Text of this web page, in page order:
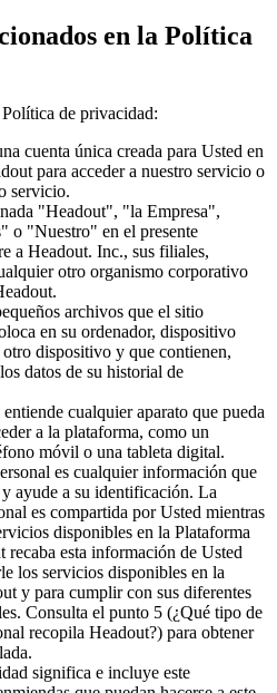
en la Política
de privacidad:
cuenta única creada para Usted en
para acceder a nuestro servicio o
servicio.
"Headout", "la Empresa",
o "Nuestro" en el presente
a Headout. Inc., sus filiales,
otro organismo corporativo
archivos que el sitio
en su ordenador, dispositivo
dispositivo y que contienen,
datos de su historial de
cualquier aparato que pueda
a la plataforma, como un
móvil o una tableta digital.
es cualquier información que
ayude a su identificación. La
es compartida por Usted mientras
disponibles en la Plataforma
recaba esta información de Usted
los servicios disponibles en la
y para cumplir con sus diferentes
Consulta el punto 5 (¿Qué tipo de
recopila Headout?) para obtener
significa e incluye este